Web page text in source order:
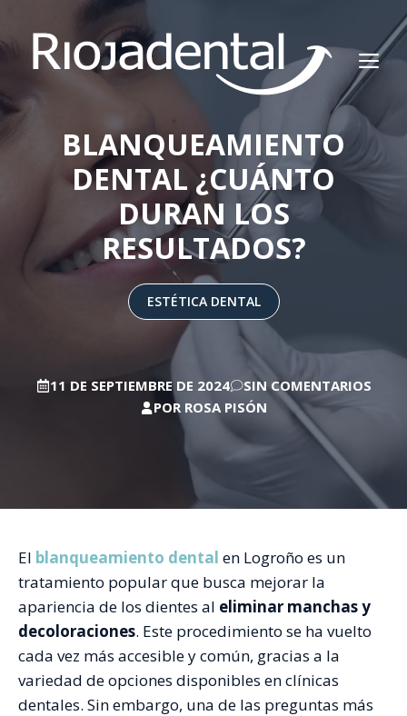
al
contenido
BLANQUEAMIENTO
DENTAL ¿CUÁNTO
DURAN LOS
RESULTADOS?
ESTÉTICA DENTAL
11 DE SEPTIEMBRE DE 2024
SIN COMENTARIOS
POR ROSA PISÓN
El blanqueamiento dental en Logroño es un
tratamiento popular que busca mejorar la
apariencia de los dientes al eliminar manchas y
decoloraciones. Este procedimiento se ha vuelto
cada vez más accesible y común, gracias a la
variedad de opciones disponibles en clínicas
dentales. Sin embargo, una de las preguntas más